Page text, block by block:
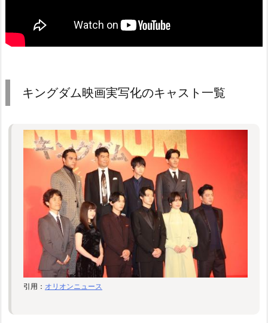
キングダム映画実写化のキャスト一覧
引用： オリオンニュース